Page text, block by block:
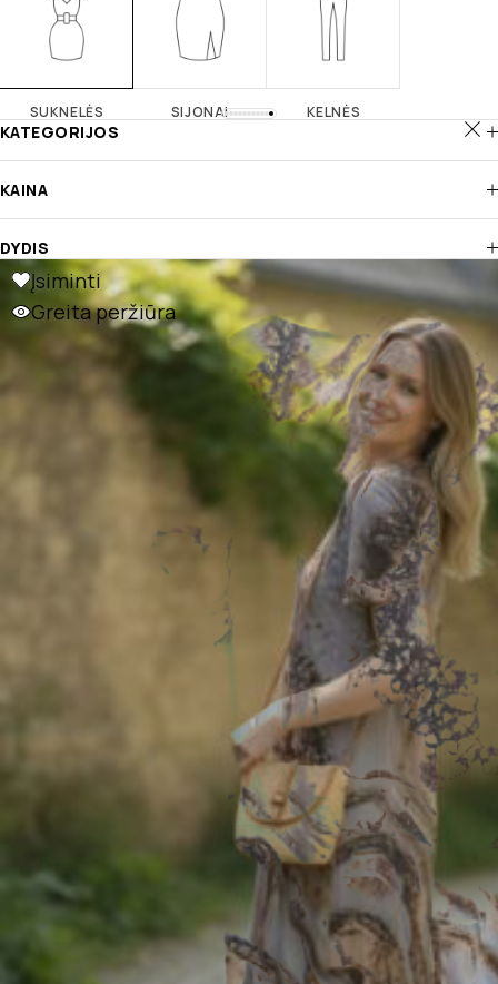
SUKNELĖS SIJONAI KELNĖS
KATEGORIJOS
KAINA
DYDIS
Įsiminti
Greita peržiūra